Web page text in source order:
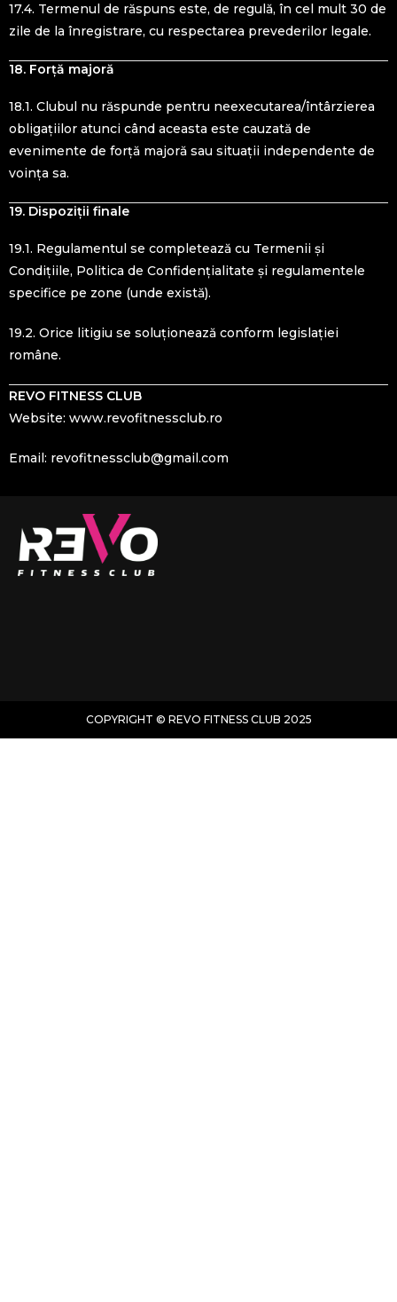
17.4. Termenul de răspuns este, de regulă, în cel mult 30 de
zile de la înregistrare, cu respectarea prevederilor legale.
18. Forță majoră
18.1. Clubul nu răspunde pentru neexecutarea/întârzierea
obligațiilor atunci când aceasta este cauzată de
evenimente de forță majoră sau situații independente de
voința sa.
19. Dispoziții finale
19.1. Regulamentul se completează cu Termenii și
Condițiile, Politica de Confidențialitate și regulamentele
specifice pe zone (unde există).
19.2. Orice litigiu se soluționează conform legislației
române.
REVO FITNESS CLUB
Website: www.revofitnessclub.ro
Email: revofitnessclub@gmail.com
COPYRIGHT © REVO FITNESS CLUB 2025